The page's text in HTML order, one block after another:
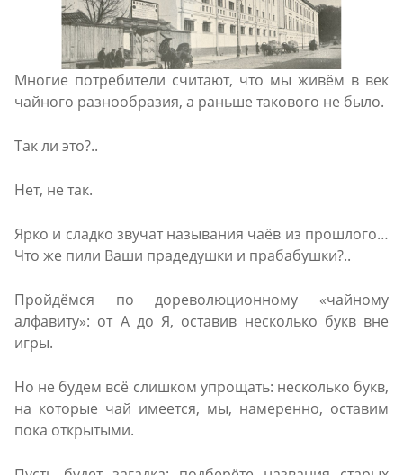
Многие потребители считают, что мы живём в век
чайного разнообразия, а раньше такового не было.
Так ли это?..
Нет, не так.
Ярко и сладко звучат называния чаёв из прошлого…
Что же пили Ваши прадедушки и прабабушки?..
Пройдёмся по дореволюционному «чайному
алфавиту»: от А до Я, оставив несколько букв вне
игры.
Но не будем всё слишком упрощать: несколько букв,
на которые чай имеется, мы, намеренно, оставим
пока открытыми.